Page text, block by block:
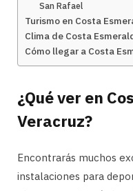
San Rafael
Turismo en Costa
Clima de Costa
Cómo llegar a Costa
¿Qué ver en
Veracruz?
Encontrarás muchos
instalaciones para